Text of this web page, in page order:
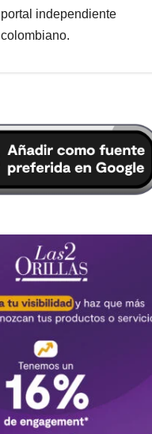
portal independiente
colombiano.